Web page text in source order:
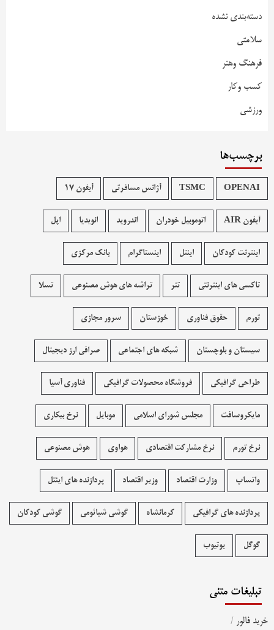
دسته‌بندی نشده
سلامتی
فرهنگ وهنر
کسب وکار
ورزشی
برچسب‌ها
OPENAI
TSMC آژانس مسافرتی آیفون 17
آیفون AIR اتوموبیل خودران اندروید انویدیا اپل
اینترنت کودکان اینتل اینستاگرام بانک مرکزی
تاکسی های اینترنتی تتر تراشه های هوش مصنوعی تسلا
تورم حقوق فناوری خوزستان سرور مجازی
سیستان و بلوچستان شبکه های اجتماعی صرافی ارز دیجیتال
طراحی گرافیکی فروشگاه محصولات گرافيکی فناوری آسیا
مایکروسافت مجلس شورای اسلامی موبایل نرخ بیکاری
نرخ تورم نرخ مشارکت اقتصادی هواوی هوش مصنوعی
واتساپ وزارت اقتصاد وزیر اقتصاد پردازنده های اینتل
پردازنده های گرافیکی کرمانشاه گوشی شیائومی گوشی کودکان
گوگل یوتیوب
تبلیغات متنی
خرید فالور /